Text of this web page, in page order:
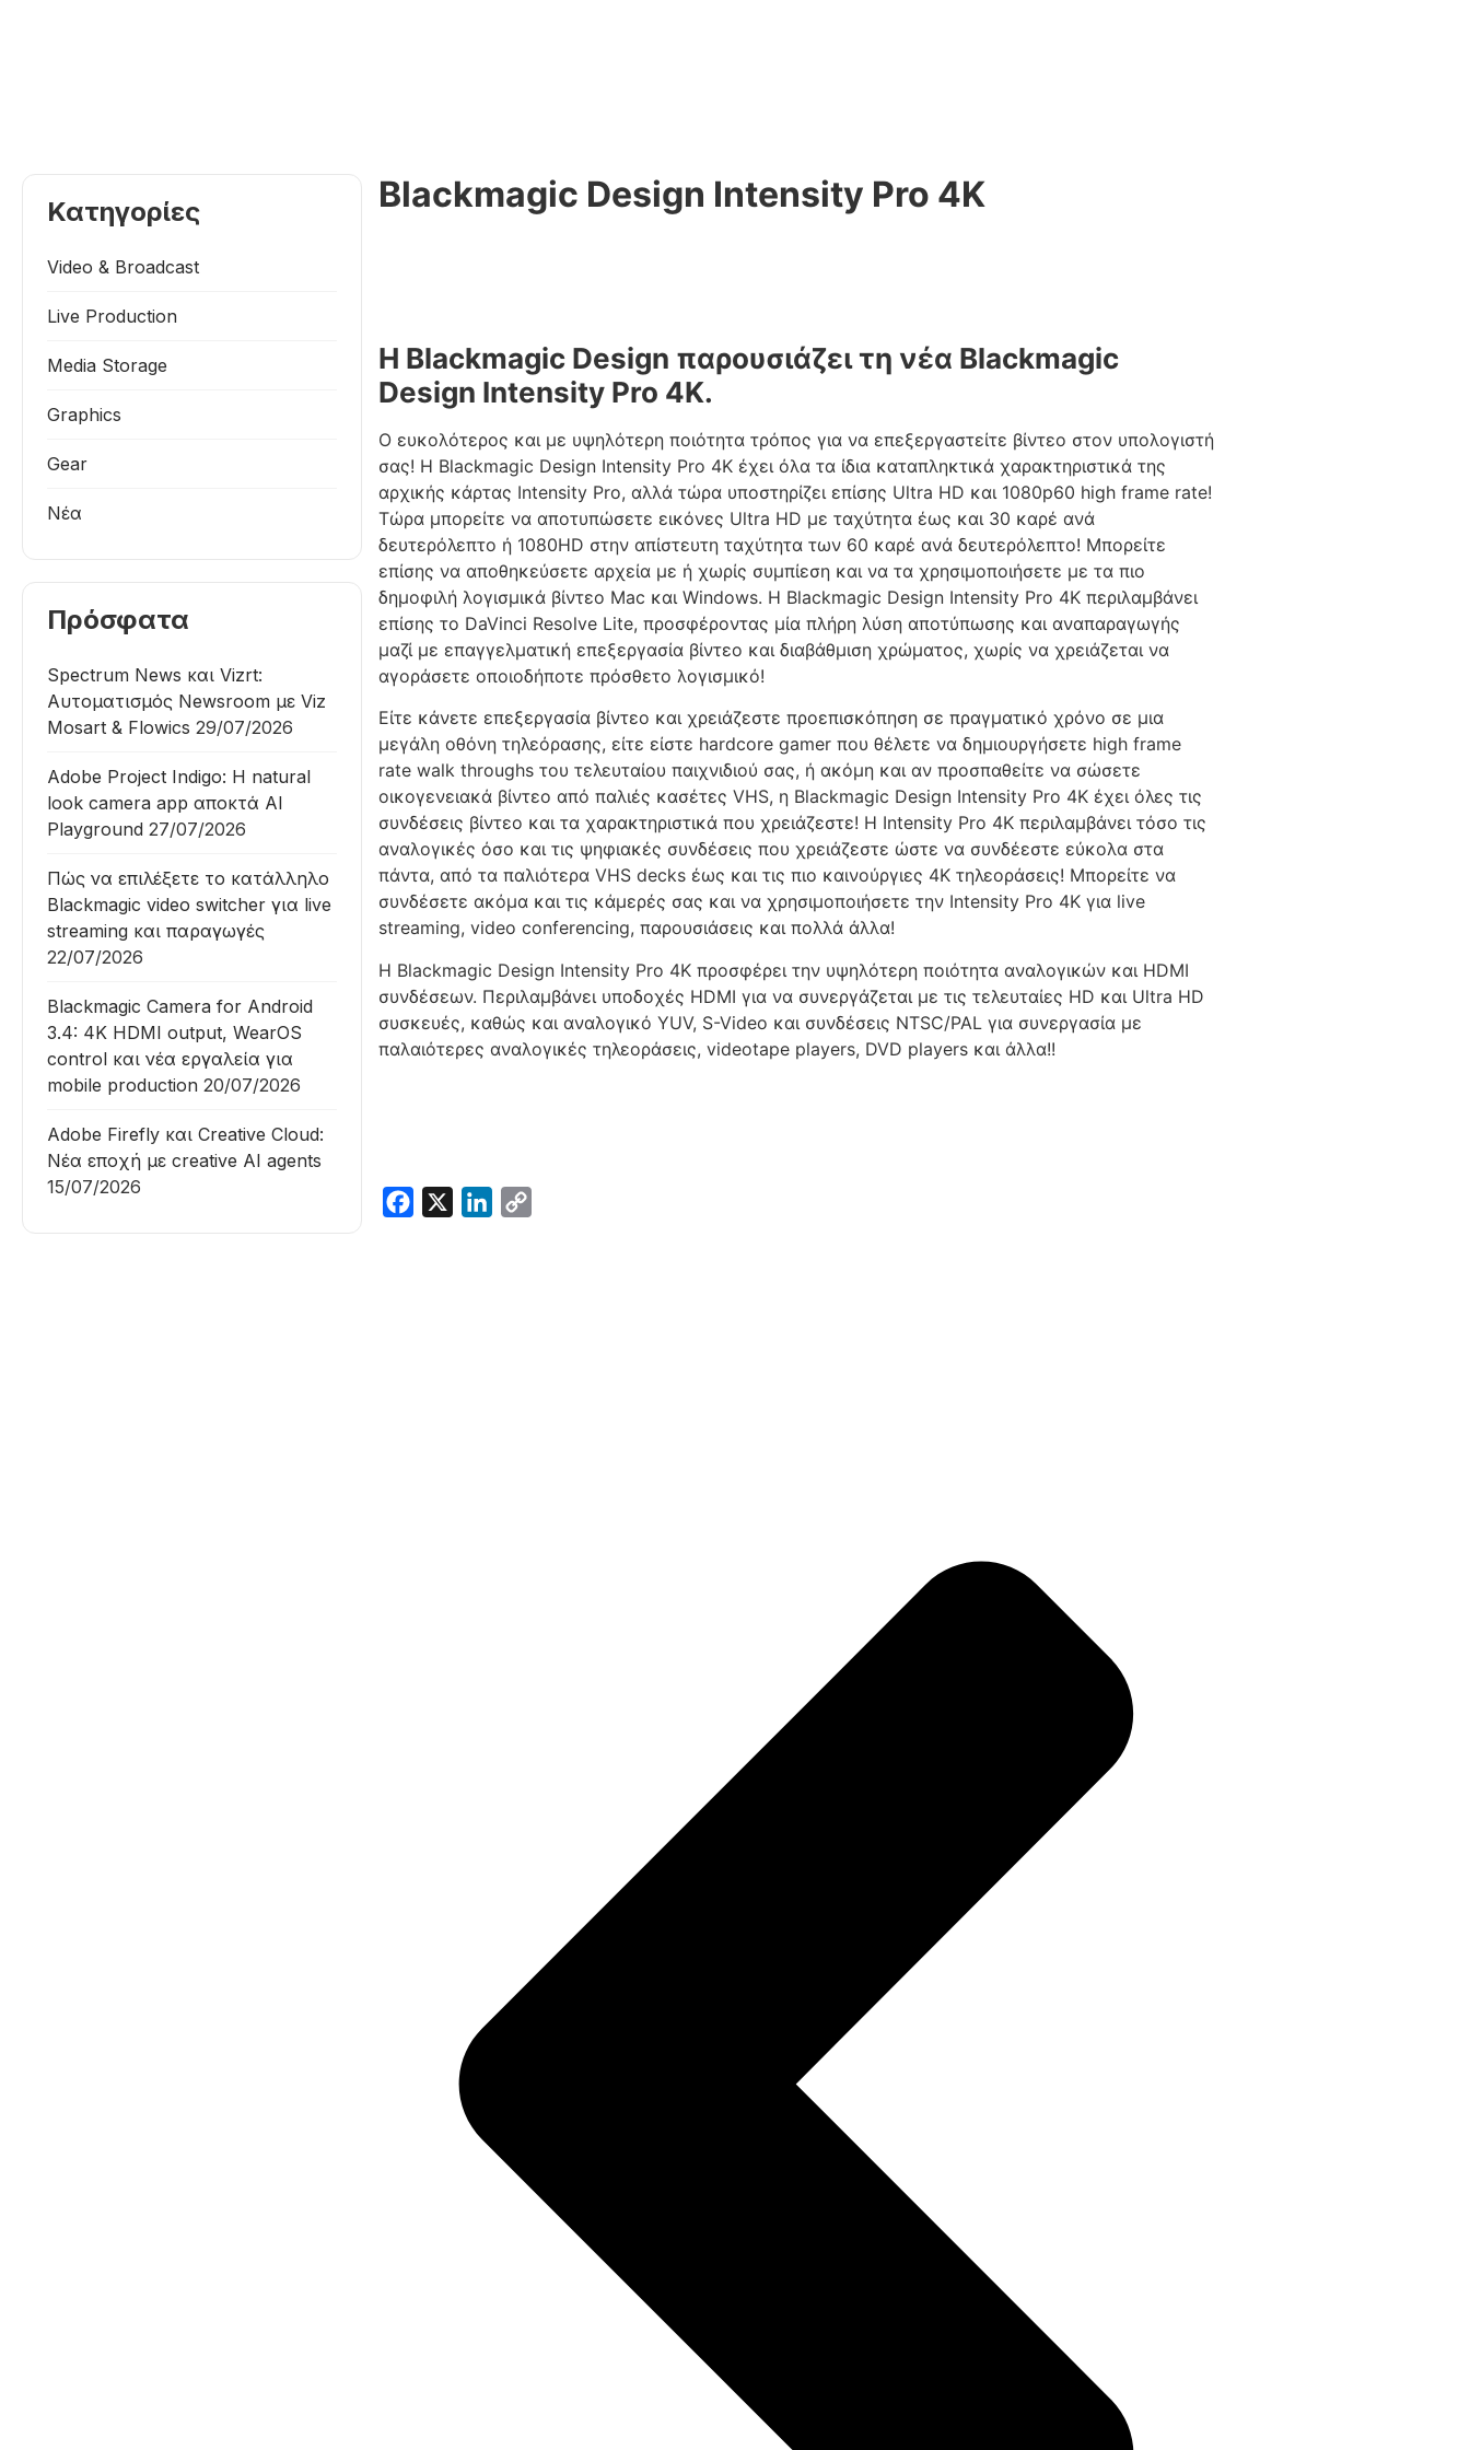
Κατηγορίες
Video & Broadcast
Live Production
Media Storage
Graphics
Gear
Νέα
Πρόσφατα
Spectrum News και Vizrt:
Αυτοματισμός Newsroom με Viz
Mosart & Flowics 29/07/2026
Adobe Project Indigo: Η natural
look camera app αποκτά AI
Playground 27/07/2026
Πώς να επιλέξετε το κατάλληλο
Blackmagic video switcher για live
streaming και παραγωγές
22/07/2026
Blackmagic Camera for Android
3.4: 4K HDMI output, WearOS
control και νέα εργαλεία για
mobile production 20/07/2026
Adobe Firefly και Creative Cloud:
Νέα εποχή με creative AI agents
15/07/2026
Blackmagic Design Intensity Pro 4K
Η Blackmagic Design παρουσιάζει τη νέα Blackmagic
Design Intensity Pro 4K.
O ευκολότερος και με υψηλότερη ποιότητα τρόπος για να επεξεργαστείτε βίντεο στον υπολογιστή
σας! Η Blackmagic Design Intensity Pro 4K έχει όλα τα ίδια καταπληκτικά χαρακτηριστικά της
αρχικής κάρτας Intensity Pro, αλλά τώρα υποστηρίζει επίσης Ultra HD και 1080p60 high frame rate!
Τώρα μπορείτε να αποτυπώσετε εικόνες Ultra HD με ταχύτητα έως και 30 καρέ ανά
δευτερόλεπτο ή 1080HD στην απίστευτη ταχύτητα των 60 καρέ ανά δευτερόλεπτο! Μπορείτε
επίσης να αποθηκεύσετε αρχεία με ή χωρίς συμπίεση και να τα χρησιμοποιήσετε με τα πιο
δημοφιλή λογισμικά βίντεο Mac και Windows. Η Blackmagic Design Intensity Pro 4K περιλαμβάνει
επίσης το DaVinci Resolve Lite, προσφέροντας μία πλήρη λύση αποτύπωσης και αναπαραγωγής
μαζί με επαγγελματική επεξεργασία βίντεο και διαβάθμιση χρώματος, χωρίς να χρειάζεται να
αγοράσετε οποιοδήποτε πρόσθετο λογισμικό!
Είτε κάνετε επεξεργασία βίντεο και χρειάζεστε προεπισκόπηση σε πραγματικό χρόνο σε μια
μεγάλη οθόνη τηλεόρασης, είτε είστε hardcore gamer που θέλετε να δημιουργήσετε high frame
rate walk throughs του τελευταίου παιχνιδιού σας, ή ακόμη και αν προσπαθείτε να σώσετε
οικογενειακά βίντεο από παλιές κασέτες VHS, η Blackmagic Design Intensity Pro 4K έχει όλες τις
συνδέσεις βίντεο και τα χαρακτηριστικά που χρειάζεστε! Η Intensity Pro 4K περιλαμβάνει τόσο τις
αναλογικές όσο και τις ψηφιακές συνδέσεις που χρειάζεστε ώστε να συνδέεστε εύκολα στα
πάντα, από τα παλιότερα VHS decks έως και τις πιο καινούργιες 4Κ τηλεοράσεις! Μπορείτε να
συνδέσετε ακόμα και τις κάμερές σας και να χρησιμοποιήσετε την Intensity Pro 4K για live
streaming, video conferencing, παρουσιάσεις και πολλά άλλα!
Η Blackmagic Design Intensity Pro 4K προσφέρει την υψηλότερη ποιότητα αναλογικών και HDMI
συνδέσεων. Περιλαμβάνει υποδοχές HDMI για να συνεργάζεται με τις τελευταίες HD και Ultra HD
συσκευές, καθώς και αναλογικό YUV, S-Video και συνδέσεις NTSC/PAL για συνεργασία με
παλαιότερες αναλογικές τηλεοράσεις, videotape players, DVD players και άλλα!!
Facebook LinkedIn